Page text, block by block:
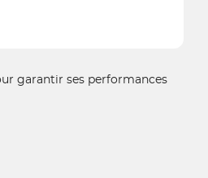
garantir ses performances